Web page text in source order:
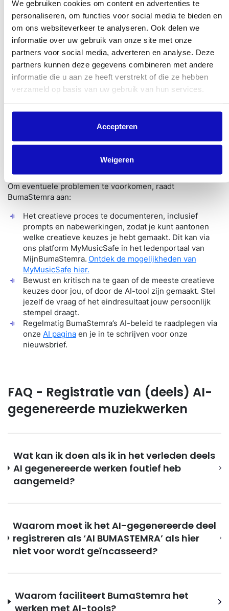
We gebruiken cookies om content en advertenties te
personaliseren, om functies voor social media te bieden en
om ons websiteverkeer te analyseren. Ook delen we
informatie over uw gebruik van onze site met onze
partners voor social media, adverteren en analyse. Deze
partners kunnen deze gegevens combineren met andere
informatie die u aan ze heeft verstrekt of die ze hebben
verzameld op basis van uw gebruik van hun services.
Accepteren
Weigeren
Al jouw repertoire direct na vervaardiging aan te
melden.
Ervoor in te staan
dat je
het auteursrecht
Helaas is dit een kwestie waar alleen jijzelf over kan
beslissen, of in het uiterste geval een rechter. Dit is niet
anders dan de huidigepraktijk: je beoordeelt je eigen werk
akkoordenschema’sanderzijds. BumaStemra
kan namelijk niet bepalen of een bepaalde compositie wel
Aanbevelingen voor werken met AI
Om eventuele problemen te voorkomen, raadt
BumaStemra aan:
Het creatieve proces te documenteren, inclusief
prompts en nabewerkingen, zodat je kunt aantonen
welke creatieve keuzes je hebt gemaakt. Dit kan via
ons platform MyMusicSafe in het ledenportaal van
MijnBumaStemra. Ontdek de mogelijkheden van
MyMusicSafe hier.
Bewust en kritisch na te gaan of de meeste creatieve
keuzes door jou, of door de AI-tool zijn gemaakt. Stel
jezelf de vraag of het eindresultaat jouw persoonlijk
stempel draagt.
Regelmatig BumaStemra’s AI-beleid te raadplegen via
onze AI pagina en je in te schrijven voor onze
nieuwsbrief.
FAQ - Registratie van (deels) AI-
gegenereerde muziekwerken
Wat kan ik doen als ik in het verleden deels
AI gegenereerde werken foutief heb
aangemeld?
Waarom moet ik het AI-gegenereerde deel
registreren als ‘AI BUMASTEMRA’ als hier
niet voor wordt geïncasseerd?
Waarom faciliteert BumaStemra het
werken met AI-tools?